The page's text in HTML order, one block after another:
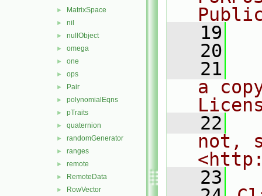
► MatrixSpace
► nil
► nullObject
► omega
► one
► ops
► Pair
► polynomialEqns
► pTraits
► quaternion
► randomGenerator
► ranges
► remote
► RemoteData
► RowVector
   19
   20
   21
a
   22
not,
   23